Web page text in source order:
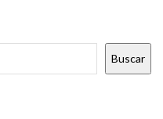
Buscar